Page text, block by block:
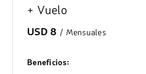
+ Vuelo
USD 8 / Mensuales
Beneficios: